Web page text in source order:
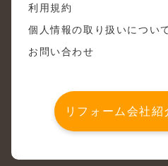
利用規約
個人情報の取り扱いについ
お問い合わせ
リフォーム会社